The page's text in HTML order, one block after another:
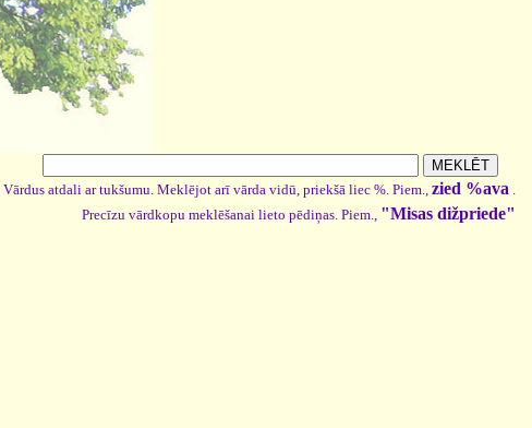
Vārdus atdali ar tukšumu. Meklējot arī vārda vidū, priekšā liec %. Piem., zied %ava .
Precīzu vārdkopu meklēšanai lieto pēdiņas. Piem., "Misas dižpriede"